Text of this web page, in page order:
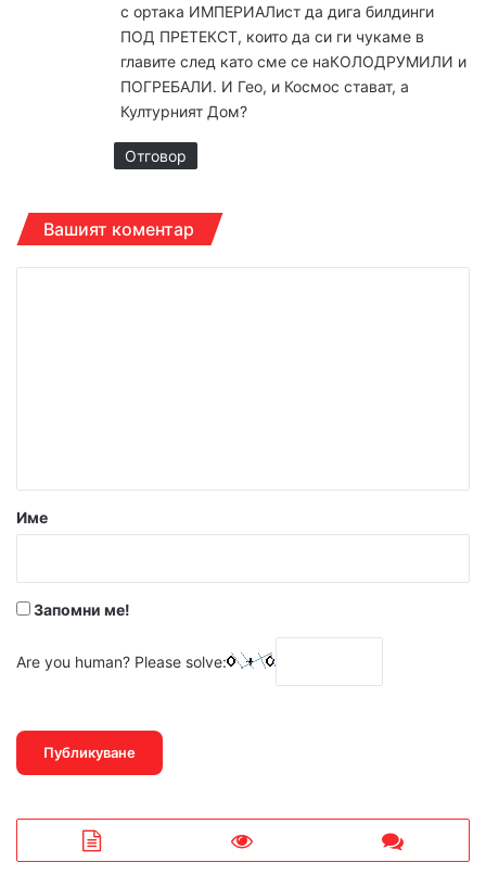
с ортака ИМПЕРИАЛист да дига билдинги
ПОД ПРЕТЕКСТ, които да си ги чукаме в
главите след като сме се наКОЛОДРУМИЛИ и
ПОГРЕБАЛИ. И Гео, и Космос стават, а
Културният Дом?
Отговор
Вашият коментар
р
Име
Запомни ме!
Are you human? Please solve: